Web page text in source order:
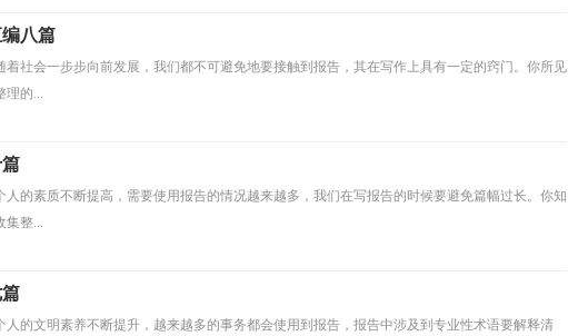
八篇
社会一步步向前发展，我们都不可避免地要接触到报告，其在写作上具有一定的窍门。你所见
理的...
的素质不断提高，需要使用报告的情况越来越多，我们在写报告的时候要避免篇幅过长。你知
集整...
的文明素养不断提升，越来越多的事务都会使用到报告，报告中涉及到专业性术语要解释清